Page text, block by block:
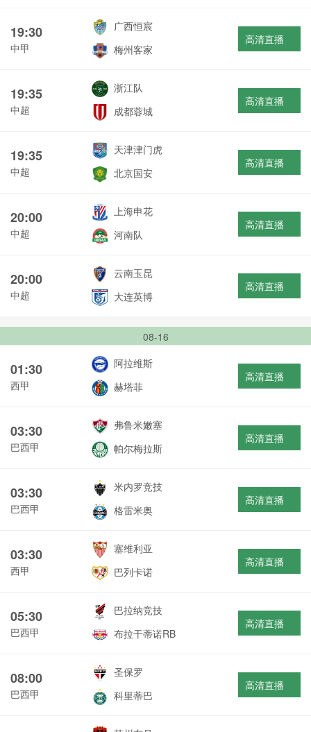
19:30
中甲
广西恒宸
梅州客家
高清直播
19:35
中超
浙江队
成都蓉城
高清直播
19:35
中超
天津津门虎
北京国安
高清直播
20:00
中超
上海申花
河南队
高清直播
20:00
中超
云南玉昆
大连英博
高清直播
08-16
01:30
西甲
阿拉维斯
赫塔菲
高清直播
03:30
巴西甲
弗鲁米嫩塞
帕尔梅拉斯
高清直播
03:30
巴西甲
米内罗竞技
格雷米奥
高清直播
03:30
西甲
塞维利亚
巴列卡诺
高清直播
05:30
巴西甲
巴拉纳竞技
布拉干蒂诺RB
高清直播
08:00
巴西甲
圣保罗
科里蒂巴
高清直播